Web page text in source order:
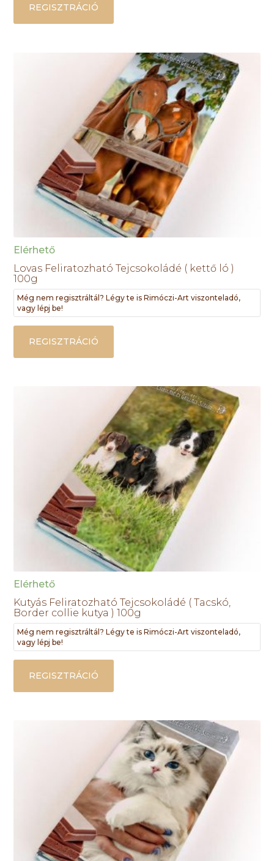
REGISZTRÁCIÓ
Elérhető
Lovas Feliratozható Tejcsokoládé ( kettő ló )
100g
Még nem regisztráltál? Légy te is Rimóczi-Art viszonteladó,
vagy lépj be!
REGISZTRÁCIÓ
Elérhető
Kutyás Feliratozható Tejcsokoládé ( Tacskó,
Border collie kutya ) 100g
Még nem regisztráltál? Légy te is Rimóczi-Art viszonteladó,
vagy lépj be!
REGISZTRÁCIÓ